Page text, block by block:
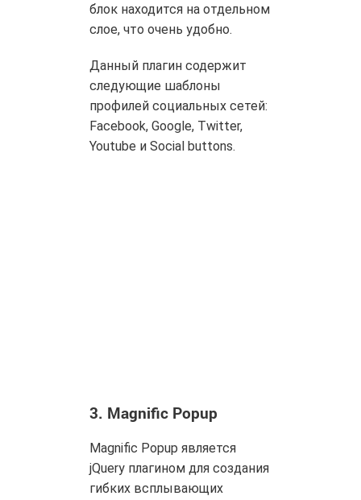
блок находится на отдельном
слое, что очень удобно.
Данный плагин содержит
следующие шаблоны
профилей социальных сетей:
Facebook, Google, Twitter,
Youtube и Social buttons.
3. Magnific Popup
Magnific Popup является
jQuery плагином для создания
гибких всплывающих